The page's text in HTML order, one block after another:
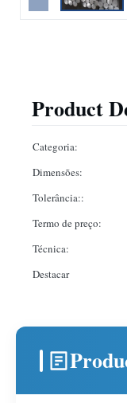
Product
Categoria:
Dimensões:
Tolerância::
Termo de preço:
Técnica:
Destacar